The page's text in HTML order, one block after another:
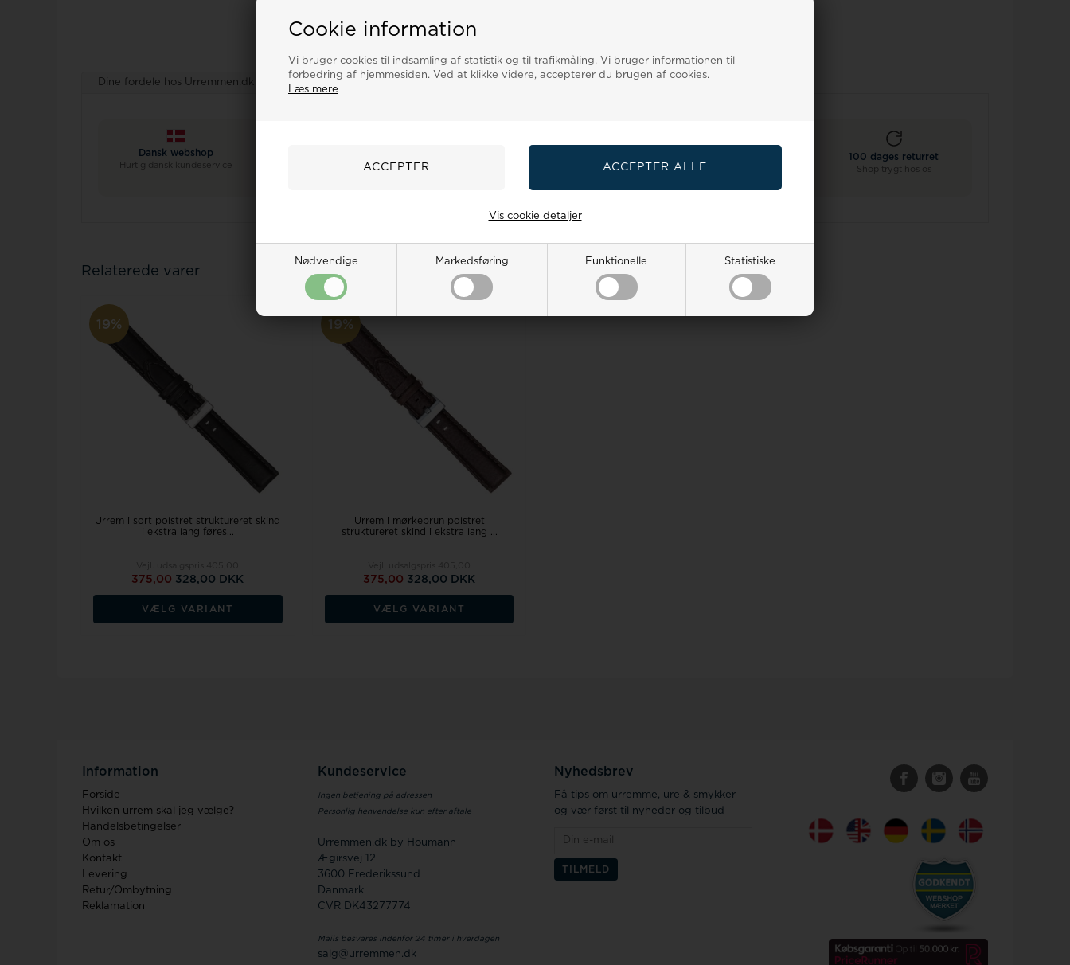
Cookie information
Vi bruger cookies til indsamling af statistik og til trafikmåling. Vi bruger informationen til
forbedring af hjemmesiden. Ved at klikke videre, accepterer du brugen af cookies.
Læs mere
Nødvendige Markedsføring Funktionelle Statistiske
Vis cookie detaljer
Dine fordele hos Urremmen.dk Vigtig viden om ure
Dansk webshop
Hurtig dansk kundeservice
Trustpilot & e-mærket i
Trackede pakker Ved køb over 499,- Ved køb af 2+ remme
100 dages returret
Shop trygt hos os
Relaterede varer
19%
Urrem i sort polstret struktureret skind
i ekstra lang føres...
375,00 328,00 DKK
VÆLG VARIANT
19%
Urrem i mørkebrun polstret
struktureret skind i ekstra lang ...
375,00 328,00 DKK
VÆLG VARIANT
Information
Forside
Hvilken urrem skal jeg vælge?
Handelsbetingelser
Om os
Kontakt
Levering
Retur/Ombytning
Reklamation
Kundeservice
Ingen betjening på adressen
Personlig henvendelse kun efter aftale
Urremmen.dk by Houmann
Ægirsvej 12
3600 Frederikssund
Danmark
CVR DK43277774
Mails besvares indenfor 24 timer i hverdagen
salg@urremmen.dk
Nyhedsbrev
Få tips om urremme, ure & smykker
og vær først til nyheder og tilbud